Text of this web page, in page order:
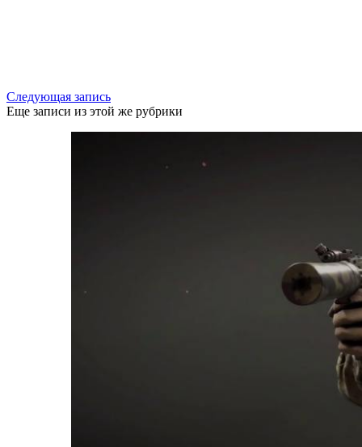
Следующая запись
Еще записи из этой же рубрики